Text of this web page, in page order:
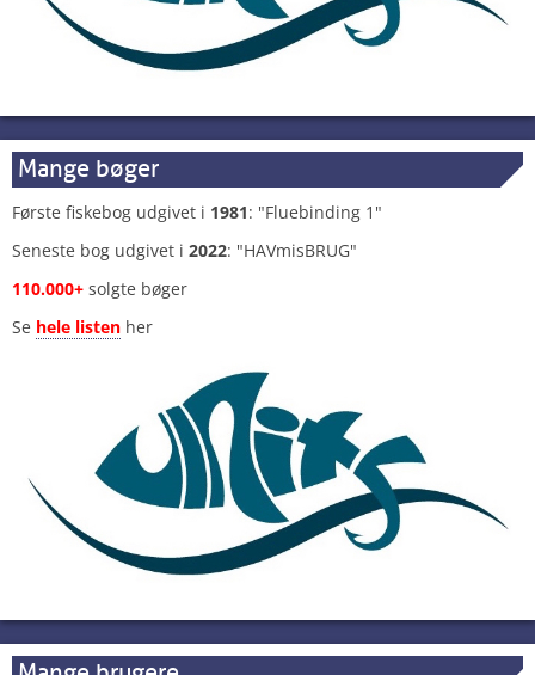
Mange bøger
Første fiskebog udgivet i 1981: "Fluebinding 1"
Seneste bog udgivet i 2022: "HAVmisBRUG"
110.000+ solgte bøger
Se hele listen her